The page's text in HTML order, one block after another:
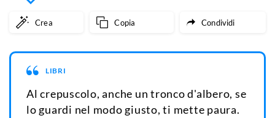
Crea Copia Condividi
LIBRI
Al crepuscolo, anche un tronco d'albero, se
lo guardi nel modo giusto, ti mette paura.